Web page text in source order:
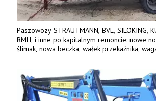
Paszowozy STRAUTMANN, BVL, SILOKING,
RMH, i inne po kapitalnym remoncie: nowe
ślimak, nowa beczka, wałek przekaźnika,
Jesteśmy także producentem nowych
wielkopolskie, koło Konina. Kontakt: 607 405